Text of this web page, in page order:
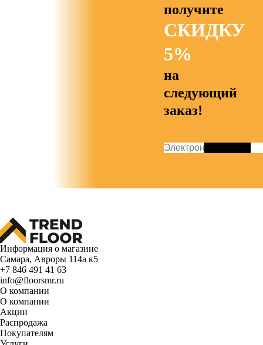
получите
СКИДКУ
5%
на
следующий
заказ!
Информация о магазине
Самара, Авроры 114а к5
+7 846 491 41 63
info@floorsmr.ru
О компании
О компании
Акции
Распродажа
Покупателям